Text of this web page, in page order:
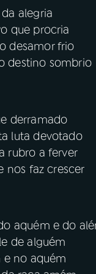
alegria
que procria
desamor frio
destino sombrio
derramado
luta devotado
rubro a ferver
nos faz crescer
aquém e do
de alguém
e no aquém